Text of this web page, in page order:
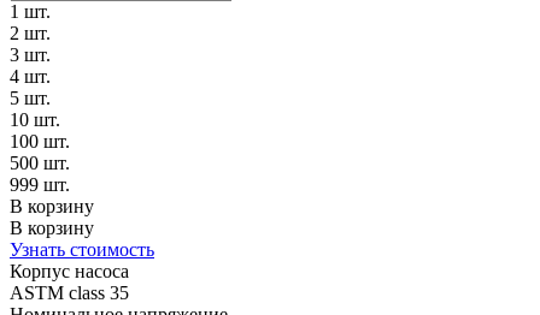
1 шт.
2 шт.
3 шт.
4 шт.
5 шт.
10 шт.
100 шт.
500 шт.
999 шт.
В корзину
В корзину
Узнать стоимость
Корпус насоса
ASTM class 35